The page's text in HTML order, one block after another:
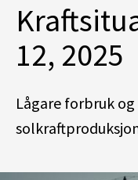
12, 2025
Lågare forbruk